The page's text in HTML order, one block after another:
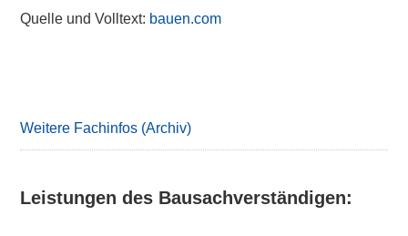
Quelle und Volltext: bauen.com
Weitere Fachinfos (Archiv)
Leistungen des Bausachverständigen: